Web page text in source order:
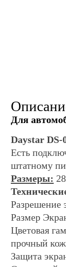
Для
Daystar DS-
Есть
штатному
Размеры:
Разрешение
Размер
Цветовая
прочный
Защита